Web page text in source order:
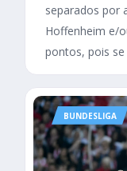
separados por
Hoffenheim e/
pontos, pois
BUNDESLIGA